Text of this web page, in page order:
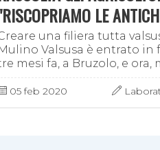
LE
una filiera tutta
Valsusa è entrato in
mesi fa, a Bruzolo, e ora,
farine iniziano a essere
utilizzate, spinge
05 feb 2020